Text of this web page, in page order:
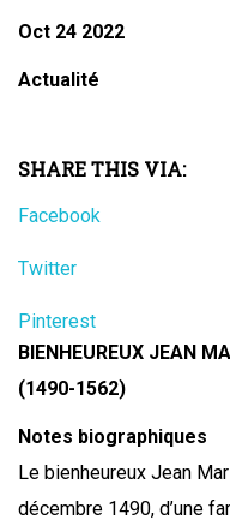
Oct 24 2022
Actualité
SHARE THIS VIA:
Facebook
Twitter
Pinterest
BIENHEUREUX JEAN
(1490-1562)
Notes biographiques
Le bienheureux Jean
décembre 1490, d’une